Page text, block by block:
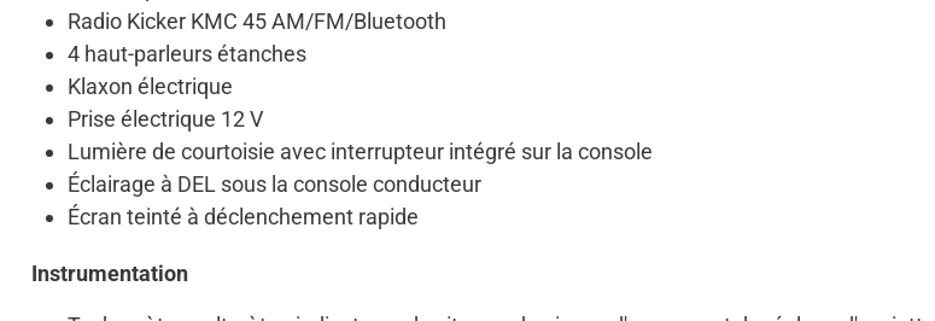
Radio Kicker KMC 45 AM/FM/Bluetooth
4 haut-parleurs étanches
Klaxon électrique
Prise électrique 12 V
Lumière de courtoisie avec interrupteur intégré sur la console
Éclairage à DEL sous la console conducteur
Écran teinté à déclenchement rapide
Instrumentation